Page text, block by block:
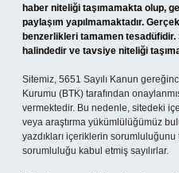
haber niteliği taşımamakta olup,
paylaşım yapılmamaktadır.
benzerlikleri tamamen
halindedir ve tavsiye niteliği
Sitemiz, 5651 Sayılı Kanun
Kurumu (BTK) tarafından
vermektedir. Bu nedenle, sitedeki
veya araştırma yükümlülüğümüz
yazdıkları içeriklerin
sorumluluğu kabul etmiş sayılırlar.